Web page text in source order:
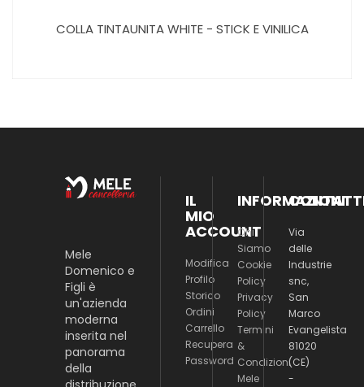
COLLA TINTAUNITA WHITE - STICK E VINILICA
Mele
Domenico e
Figli è
un'azienda
moderna
inserita nel
panorama
della
IL
MIO
ACCOUNT
Modifica
Profilo
Storico
Ordini
Carrello
Recupera
Password
INFORMAZIONI
Chi
Siamo
Cookie
Policy
Privacy
Policy
Termini
&
Condizioni
Mele
Via
delle
Industrie
snc,
San
Marco
Evangelista
81020
(CE)
-